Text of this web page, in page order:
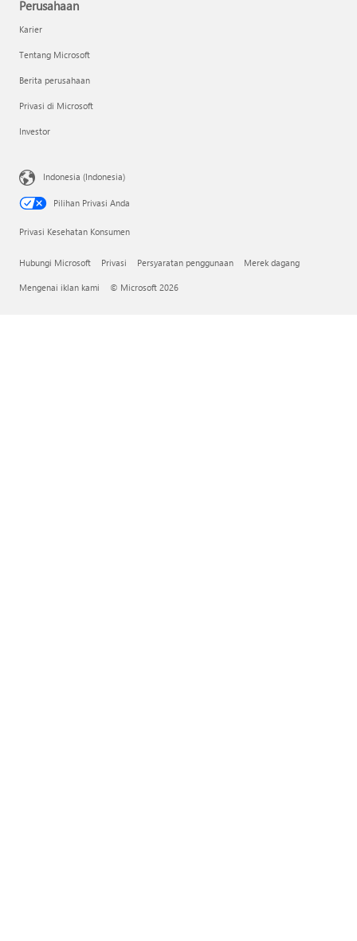
Perusahaan
Karier
Tentang Microsoft
Berita perusahaan
Privasi di Microsoft
Investor
Indonesia (Indonesia)
Pilihan Privasi Anda
Privasi Kesehatan Konsumen
Hubungi Microsoft Privasi Persyaratan penggunaan Merek dagang
Mengenai iklan kami © Microsoft 2026